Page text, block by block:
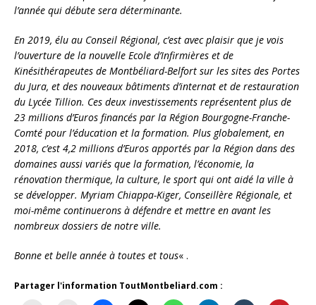
l’année qui débute sera déterminante.
En 2019, élu au Conseil Régional, c’est avec plaisir que je vois
l’ouverture de la nouvelle Ecole d’Infirmières et de
Kinésithérapeutes de Montbéliard-Belfort sur les sites des Portes
du Jura, et des nouveaux bâtiments d’internat et de restauration
du Lycée Tillion. Ces deux investissements représentent plus de
23 millions d’Euros financés par la Région Bourgogne-Franche-
Comté pour l’éducation et la formation. Plus globalement, en
2018, c’est 4,2 millions d’Euros apportés par la Région dans des
domaines aussi variés que la formation, l’économie, la
rénovation thermique, la culture, le sport qui ont aidé la ville à
se développer. Myriam Chiappa-Kiger, Conseillère Régionale, et
moi-même continuerons à défendre et mettre en avant les
nombreux dossiers de notre ville.
Bonne et belle année à toutes et tous« .
Partager l'information ToutMontbeliard.com :